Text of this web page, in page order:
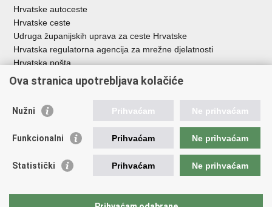
Hrvatske autoceste
Hrvatske ceste
Udruga županijskih uprava za ceste Hrvatske
Hrvatska regulatorna agencija za mrežne djelatnosti
Hrvatska pošta
HŽ Infrastruktura d.o.o.
HŽ putnički prijevoz
Agencija za regulaciju tržišta željezničkih usluga
Agencija za sigurnost željezničkog prometa
Međunarodna zračna luka Zagreb - Franjo Tuđman
Hrvatska agencija za civilno zrakoplovstvo
željezničkom prometu
Ova stranica upotrebljava kolačiće
Nužni Prihvaćam Ne prihvaćam
Funkcionalni Prihvaćam Ne prihvaćam
Statistički Prihvaćam Ne prihvaćam